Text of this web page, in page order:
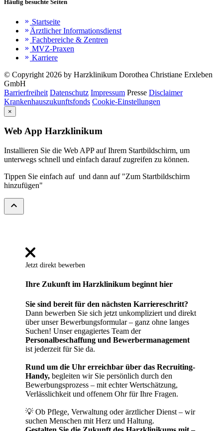
Häufig besuchte Seiten
keyboard_double_arrow_right Startseite
keyboard_double_arrow_right Ärztlicher Informationsdienst
keyboard_double_arrow_right Fachbereiche & Zentren
keyboard_double_arrow_right MVZ-Praxen
keyboard_double_arrow_right Karriere
© Copyright 2026 by Harzklinikum Dorothea Christiane Erxleben
GmbH
Barrierfreiheit Datenschutz Impressum Presse Disclaimer
Krankenhauszukunftsfonds Cookie-Einstellungen
×
Web App Harzklinikum
Installieren Sie die Web APP auf Ihrem Startbildschirm, um
unterwegs schnell und einfach darauf zugreifen zu können.
Tippen Sie einfach auf und dann auf "Zum Startbildschirm
hinzufügen"
expand_less
Jetzt direkt bewerben
Ihre Zukunft im Harzklinikum beginnt hier
Sie sind bereit für den nächsten Karriereschritt?
Dann bewerben Sie sich jetzt unkompliziert und direkt
über unser Bewerbungsformular – ganz ohne langes
Suchen! Unser engagiertes Team der
Personalbeschaffung und Bewerbermanagement
ist jederzeit für Sie da.
Rund um die Uhr erreichbar über das Recruiting-
Handy, begleiten wir Sie persönlich durch den
Bewerbungsprozess – mit echter Wertschätzung,
Verlässlichkeit und offenem Ohr für Ihre Fragen.
💡 Ob Pflege, Verwaltung oder ärztlicher Dienst – wir
suchen Menschen mit Herz und Haltung.